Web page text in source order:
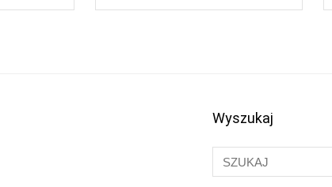
Wyszukaj